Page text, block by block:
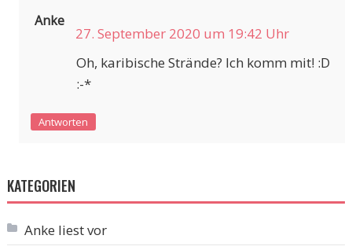
Anke
27. September 2020 um 19:42 Uhr
Oh, karibische Strände? Ich komm mit! :D
:-*
Antworten
KATEGORIEN
Anke liest vor